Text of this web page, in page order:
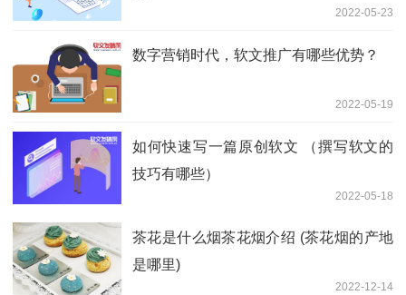
2022-05-23
数字营销时代，软文推广有哪些优势？
2022-05-19
如何快速写一篇原创软文 （撰写软文的
技巧有哪些）
2022-05-18
茶花是什么烟茶花烟介绍 (茶花烟的产地
是哪里)
2022-12-14